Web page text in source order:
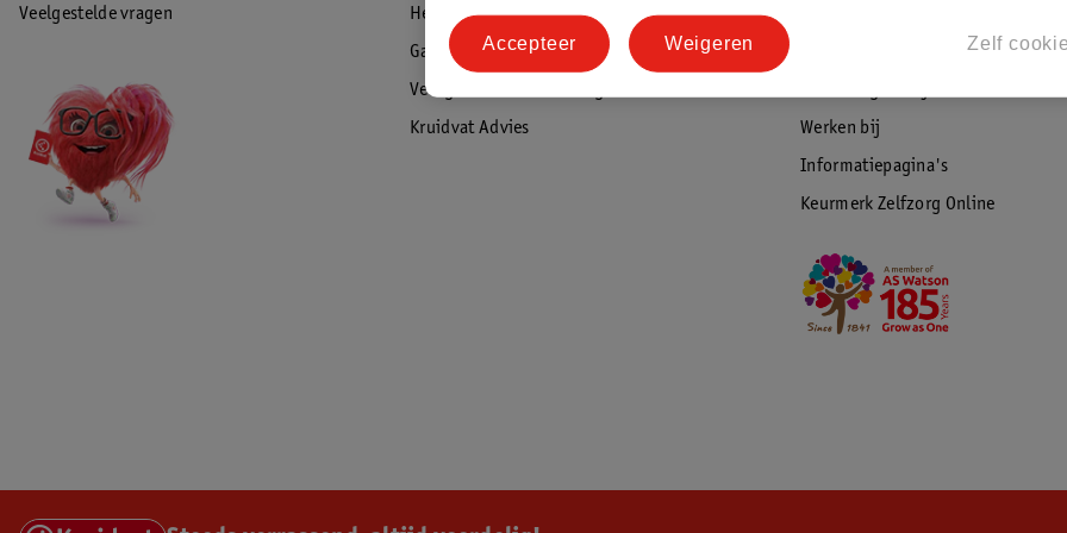
Veelgestelde vragen
Herroepen & retourneren
Garantie
Veiligheidswaarschuwingen
Kruidvat Advies
Werken bij
Informatiepagina's
Keurmerk Zelfzorg Online
Zelf
Weigeren
Accepteer